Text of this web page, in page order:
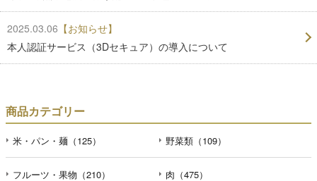
2025.03.06 【お知らせ】
本人認証サービス（3Dセキュア）の導入について
商品カテゴリー
米・パン・麺（125） 野菜類（109）
フルーツ・果物（210） 肉（475）